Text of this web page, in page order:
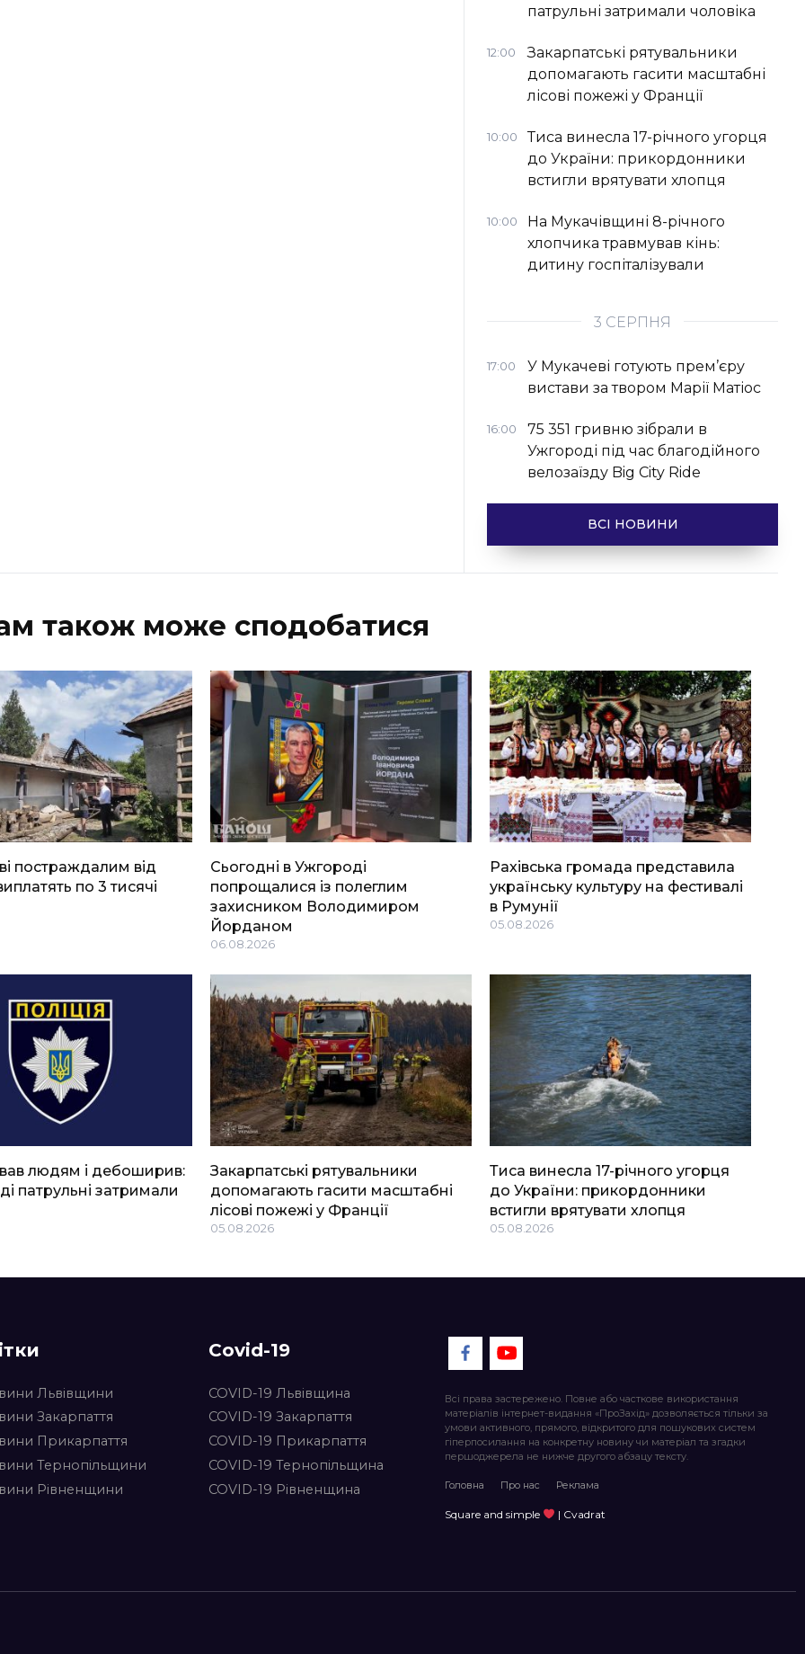
патрульні затримали чоловіка
12:00
Закарпатські рятувальники
допомагають гасити масштабні
лісові пожежі у Франції
10:00
Тиса винесла 17-річного угорця
до України: прикордонники
встигли врятувати хлопця
10:00
На Мукачівщині 8-річного
хлопчика травмував кінь:
дитину госпіталізували
3 СЕРПНЯ
17:00
У Мукачеві готують прем’єру
вистави за твором Марії Матіос
16:00
75 351 гривню зібрали в
Ужгороді під час благодійного
велозаїзду Big Сity Ride
ВСІ НОВИНИ
також може сподобатися
постраждалим від
по 3 тисячі
Сьогодні в Ужгороді
попрощалися із полеглим
захисником Володимиром
Йорданом
06.08.2026
Рахівська громада представила
українську культуру на фестивалі
в Румунії
05.08.2026
людям і дебоширив:
патрульні затримали
Закарпатські рятувальники
допомагають гасити масштабні
лісові пожежі у Франції
05.08.2026
Тиса винесла 17-річного угорця
до України: прикордонники
встигли врятувати хлопця
05.08.2026
Львівщини
Закарпаття
Прикарпаття
Тернопільщини
Рівненщини
Covid-19
COVID-19 Львівщина
COVID-19 Закарпаття
COVID-19 Прикарпаття
COVID-19 Тернопільщина
COVID-19 Рівненщина
Всі права застережено. Повне або часткове використання
матеріалів інтернет-видання «ПроЗахід» дозволяється тільки за
умови активного, прямого, відкритого для пошукових систем
гіперпосилання на конкретну новину чи матеріал та згадки
першоджерела не нижче другого абзацу тексту.
Головна Про нас Реклама
Square and simple | Cvadrat